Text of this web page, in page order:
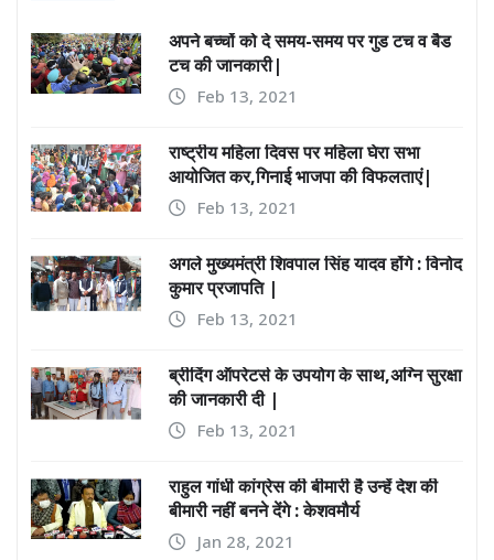
अपने बच्चों को दे समय-समय पर गुड टच व बैड
टच की जानकारी|
Feb 13, 2021
राष्ट्रीय महिला दिवस पर महिला घेरा सभा
आयोजित कर,गिनाई भाजपा की विफलताएं|
Feb 13, 2021
अगले मुख्यमंत्री शिवपाल सिंह यादव होंगे : विनोद
कुमार प्रजापति |
Feb 13, 2021
ब्रीदिंग ऑपरेटर्स के उपयोग के साथ,अग्नि सुरक्षा
की जानकारी दी |
Feb 13, 2021
राहुल गांधी कांग्रेस की बीमारी है उन्हें देश की
बीमारी नहीं बनने देंगे : केशवमौर्य
Jan 28, 2021